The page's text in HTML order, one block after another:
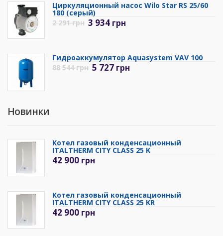
Циркуляционный насос Wilo Star RS 25/60
180 (серый)
2 291грн 3 934 грн
Гидроаккумулятор Aquasystem VAV 100
88 544грн 5 727 грн
Новинки
Котел газовый конденсационный
ITALTHERM CITY CLASS 25 K
42 900 грн
Котел газовый конденсационный
ITALTHERM CITY CLASS 25 KR
42 900 грн